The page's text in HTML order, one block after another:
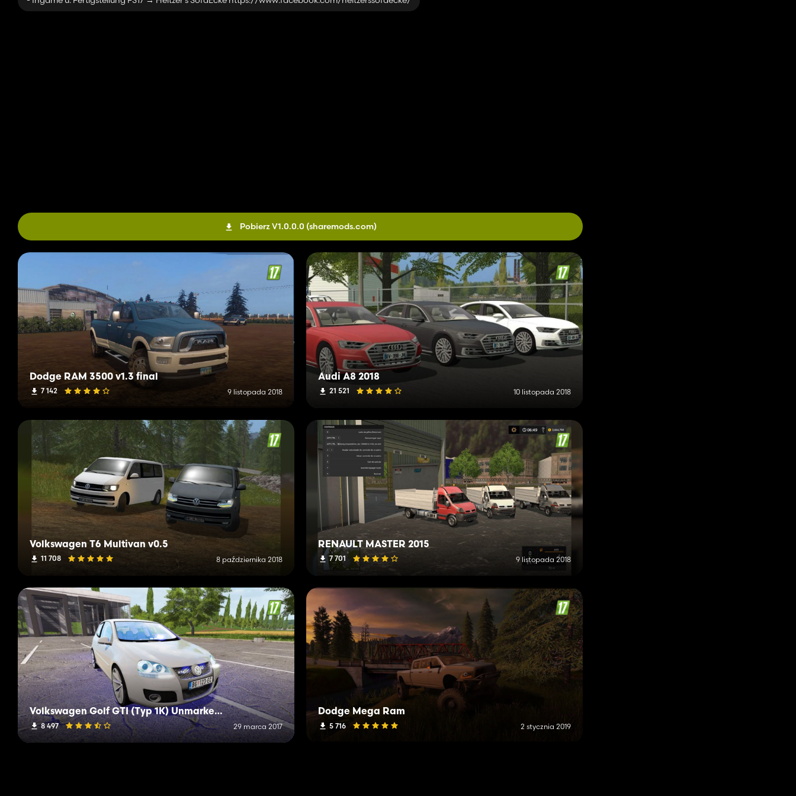
Auswahl Anbauteile
Auswahl Bullenfänger
– Bullbar I
– Bullbar II (nicht wählbar, nur in BF3 enthalten)
LightAddon ist erforderlich → https://www.farming-simulator.com/mod.php?lang=de&country=de&mod_id=53564
Bitte den orig. Link beibehalten
Ein Dank geht auch an die Modder der versch. Anbauteile
– 3d Modell → Turbo Modding
– Ingame u. Fertigstellung FS17 → Heitzer’s SofaEcke
Pobierz V1.0.0.0 (sharemods.com)
Dodge RAM 3500 v1.3 final
7 142 9 listopada 2018
Audi A8 2018
21 521 10 listopada 2018
Volkswagen T6 Multivan v0.5
11 708 8 października 2018
RENAULT MASTER 2015
7 701 9 listopada 2018
Volkswagen Golf GTI (Typ 1K) Unmarked Police
8 497 29 marca 2017
Dodge Mega Ram
5 716 2 stycznia 2019